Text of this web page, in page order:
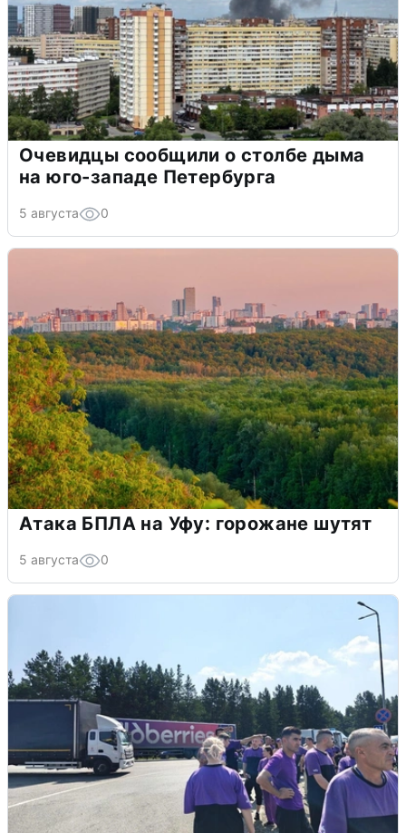
Очевидцы сообщили о столбе дыма
на юго-западе Петербурга
5 августа 0
Атака БПЛА на Уфу: горожане шутят
5 августа 0